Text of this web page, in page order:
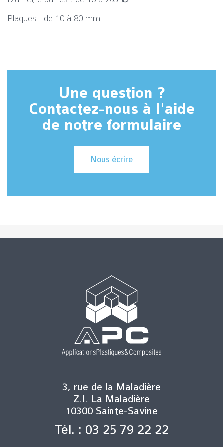
Plaques : de 10 à 80 mm
Une question ?
Contactez-nous à l'aide
de notre formulaire
Nous écrire
3, rue de la Maladière
Z.I. La Maladière
10300 Sainte-Savine
Tél. : 03 25 79 22 22